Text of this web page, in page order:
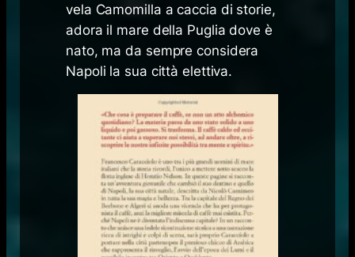
vela Camomilla a caccia di storie,
adora il mare della Puglia dove è
nato, ma da sempre considera
Napoli la sua città elettiva.